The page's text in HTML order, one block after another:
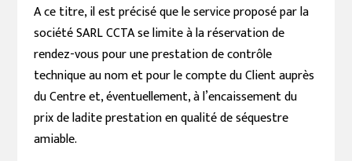
A ce titre, il est précisé que le service proposé par la
société SARL CCTA se limite à la réservation de
rendez-vous pour une prestation de contrôle
technique au nom et pour le compte du Client auprès
du Centre et, éventuellement, à l’encaissement du
prix de ladite prestation en qualité de séquestre
amiable.